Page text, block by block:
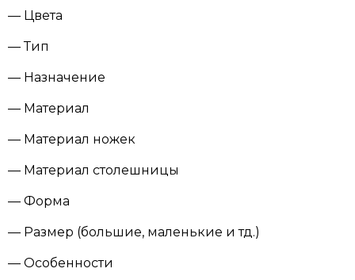
— Цвета
— Тип
— Назначение
— Материал
— Материал ножек
— Материал столешницы
— Форма
— Размер (большие, маленькие и тд.)
— Особенности